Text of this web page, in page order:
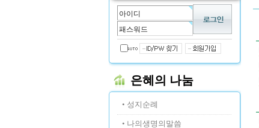
은혜의 나눔
• 성지순례
• 나의생명의말씀